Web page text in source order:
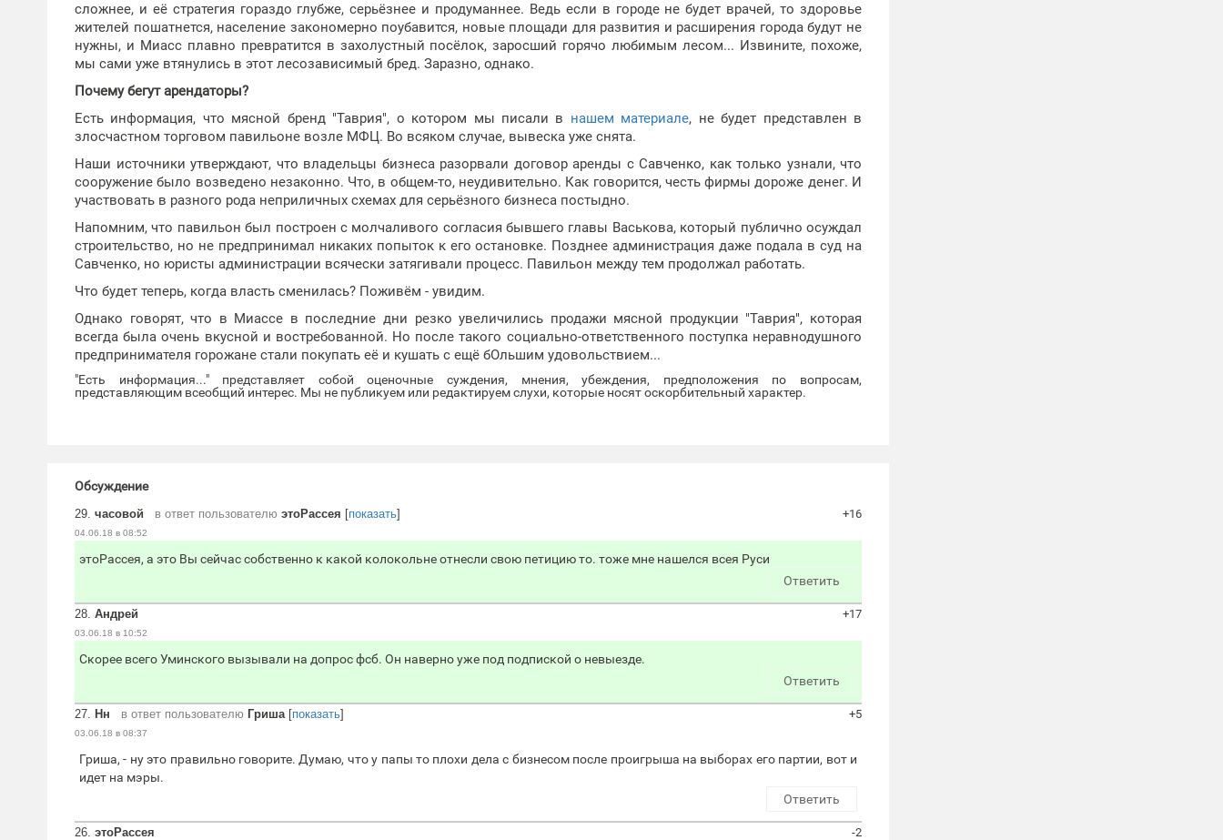
сложнее, и её стратегия гораздо глубже, серьёзнее и продуманнее. Ведь если в городе не будет врачей, то здоровье
жителей пошатнется, население закономерно поубавится, новые площади для развития и расширения города будут не
нужны, и Миасс плавно превратится в захолустный посёлок, заросший горячо любимым лесом... Извините, похоже,
мы сами уже втянулись в этот лесозависимый бред. Заразно, однако.
Почему бегут арендаторы?
Есть информация, что мясной бренд "Таврия", о котором мы писали в нашем материале, не будет представлен в
злосчастном торговом павильоне возле МФЦ. Во всяком случае, вывеска уже снята.
Наши источники утверждают, что владельцы бизнеса разорвали договор аренды с Савченко, как только узнали, что
сооружение было возведено незаконно. Что, в общем-то, неудивительно. Как говорится, честь фирмы дороже денег. И
участвовать в разного рода неприличных схемах для серьёзного бизнеса постыдно.
Напомним, что павильон был построен с молчаливого согласия бывшего главы Васькова, который публично осуждал
строительство, но не предпринимал никаких попыток к его остановке. Позднее администрация даже подала в суд на
Савченко, но юристы администрации всячески затягивали процесс. Павильон между тем продолжал работать.
Что будет теперь, когда власть сменилась? Поживём - увидим.
Однако говорят, что в Миассе в последние дни резко увеличились продажи мясной продукции "Таврия", которая
всегда была очень вкусной и востребованной. Но после такого социально-ответственного поступка неравнодушного
предпринимателя горожане стали покупать её и кушать с ещё бОльшим удовольствием...
"Есть информация..." представляет собой оценочные суждения, мнения, убеждения, предположения по вопросам,
представляющим всеобщий интерес. Мы не публикуем или редактируем слухи, которые носят оскорбительный характер.
Обсуждение
29. часовой в ответ пользователю этоРассея [показать]
04.06.18 в 08:52
+16
этоРассея, а это Вы сейчас собственно к какой колокольне отнесли свою петицию то. тоже мне нашелся всея Руси
Ответить
28. Андрей
03.06.18 в 10:52
+17
Скорее всего Уминского вызывали на допрос фcб. Он наверно уже под подпиской о невыезде.
Ответить
27. Нн в ответ пользователю Гриша[показать]
03.06.18 в 08:37
+5
Гриша, - ну это правильно говорите. Думаю, что у папы то плохи дела с бизнесом после проигрыша на выборах его партии, вот и
идет на мэры.
Ответить
26. этоРассея -2